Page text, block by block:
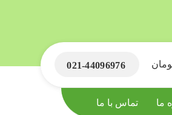
021-44096976
ما تماس با ما